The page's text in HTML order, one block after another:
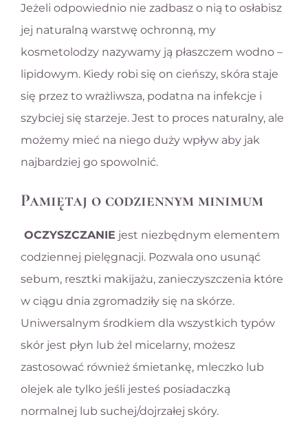
Jeżeli odpowiednio nie zadbasz o nią to osłabisz
jej naturalną warstwę ochronną, my
kosmetolodzy nazywamy ją płaszczem wodno –
lipidowym. Kiedy robi się on cieńszy, skóra staje
się przez to wrażliwsza, podatna na infekcje i
szybciej się starzeje. Jest to proces naturalny, ale
możemy mieć na niego duży wpływ aby jak
najbardziej go spowolnić.
Pamiętaj o codziennym minimum
OCZYSZCZANIE jest niezbędnym elementem
codziennej pielęgnacji. Pozwala ono usunąć
sebum, resztki makijażu, zanieczyszczenia które
w ciągu dnia zgromadziły się na skórze.
Uniwersalnym środkiem dla wszystkich typów
skór jest płyn lub żel micelarny, możesz
zastosować również śmietankę, mleczko lub
olejek ale tylko jeśli jesteś posiadaczką
normalnej lub suchej/dojrzałej skóry.